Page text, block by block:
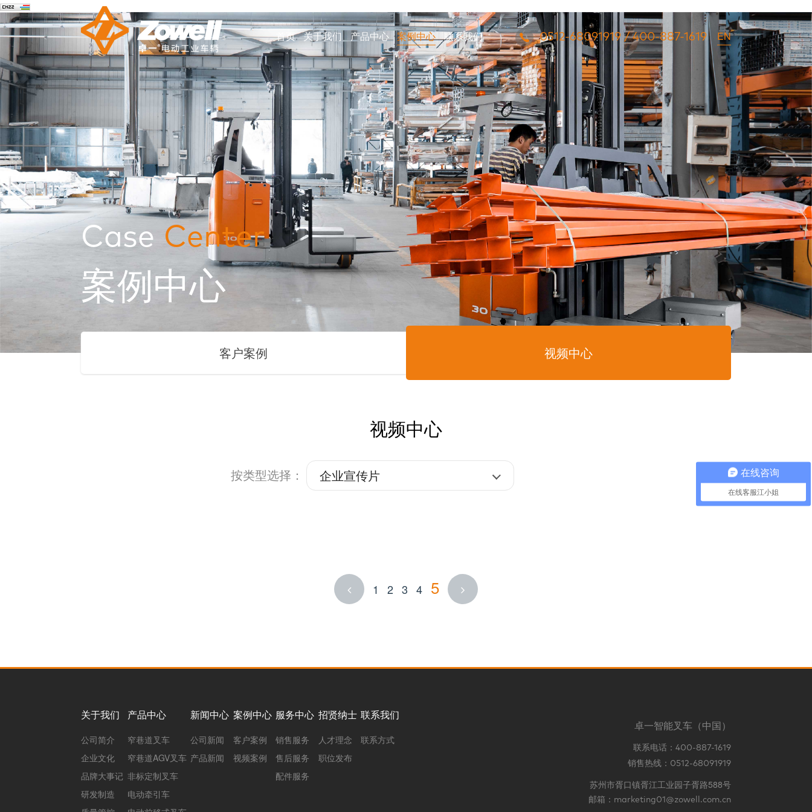
首页 关于我们 产品中心 案例中心 联系我们 0512-68091919 / 400-887-1619 EN
Case Center
案例中心
客户案例 视频中心
视频中心
按类型选择： 企业宣传片
1 2 3 4 5
关于我们
公司简介
企业文化
品牌大事记
研发制造
产品中心
窄巷道叉车
窄巷道AGV叉车
非标定制叉车
电动牵引车
新闻中心
公司新闻
产品新闻
案例中心
客户案例
视频案例
服务中心
销售服务
售后服务
配件服务
招贤纳士
人才理念
职位发布
联系我们
联系方式
卓一智能叉车（中国）
联系电话： 400-887-1619
销售热线： 0512-68091919
苏州市胥口镇胥江工业园子胥路588号
邮箱： marketing01@zowell.com.cn
在线咨询
在线客服江小姐